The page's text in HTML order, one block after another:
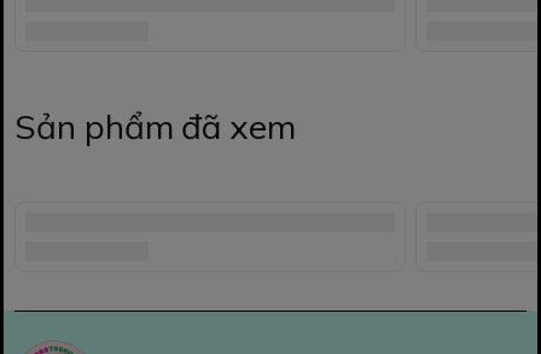
Sản phẩm đã xem